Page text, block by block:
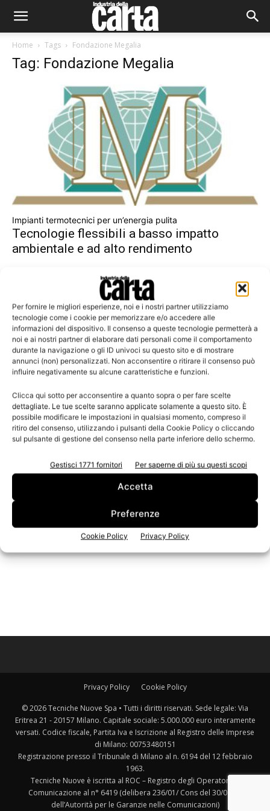
Per fornire le migliori esperienze, noi e i nostri partner utilizziamo
tecnologie come i cookie per memorizzare e/o accedere alle
informazioni del dispositivo. Il consenso a queste tecnologie permetterà a
noi e ai nostri partner di elaborare dati personali come il comportamento
durante la navigazione o gli ID univoci su questo sito e di mostrare
annunci (non) personalizzati. Non acconsentire o ritirare il consenso può
influire negativamente su alcune caratteristiche e funzioni.
Clicca qui sotto per acconsentire a quanto sopra o per fare scelte
dettagliate. Le tue scelte saranno applicate solamente a questo sito. È
possibile modificare le impostazioni in qualsiasi momento, compreso il
ritiro del consenso, utilizzando i pulsanti della Cookie Policy o cliccando
sul pulsante di gestione del consenso nella parte inferiore dello schermo.
Gestisci 1771 fornitori Per saperne di più su questi scopi
Accetta
Preferenze
Cookie Policy Privacy Policy
Home Tags Fondazione Megalia
Tag: Fondazione Megalia
Impianti termotecnici per un’energia pulita
Tecnologie flessibili a basso impatto
ambientale e ad alto rendimento
Leggi la rivista
Edicola Web
Privacy Policy Cookie Policy
© 2026 Tecniche Nuove Spa • Tutti i diritti riservati. Sede legale: Via
Eritrea 21 - 20157 Milano. Capitale sociale: 5.000.000 euro interamente
versati. Codice fiscale, Partita Iva e Iscrizione al Registro delle Imprese
di Milano: 00753480151
Registrazione presso il Tribunale di Milano al n. 6194 del 12 febbraio
1963.
Tecniche Nuove è iscritta al ROC – Registro degli Operatori di
Comunicazione al n° 6419 (delibera 236/01/ Cons del 30/06/01
dell’Autorità per le Garanzie nelle Comunicazioni)